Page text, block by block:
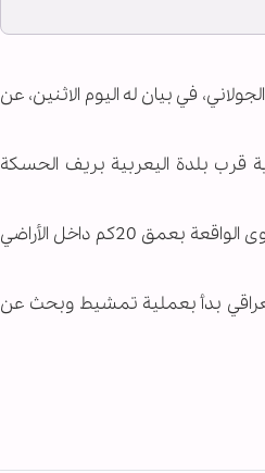
في بيان له اليوم الاثنين، عن
قرب بلدة اليعربية بريف الحسكة
وزعمت القوات السورية ان: القصف نفذ بواسطة 5 صواريخ انطلقت من محيط قرية تل الهوى الواقعة بعمق 20كم داخل الأراضي
بدأ بعملية تمشيط وبحث عن